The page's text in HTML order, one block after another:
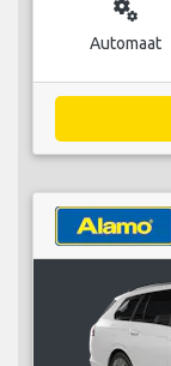
miscellaneous_services
Automaat